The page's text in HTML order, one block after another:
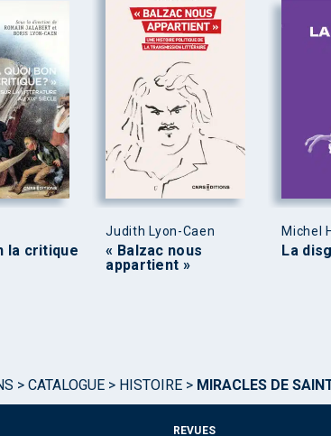
la critique
Judith Lyon-Caen
« Balzac nous
appartient »
Michel
La
> CATALOGUE > HISTOIRE > MIRACLES DE
REVUES